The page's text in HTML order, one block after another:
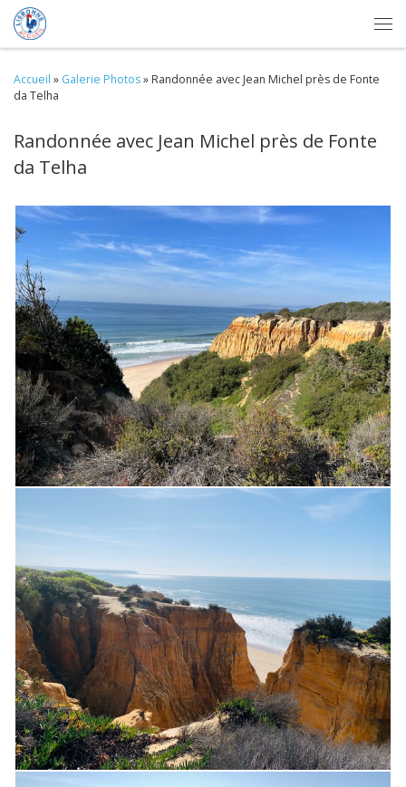
Skip to content
Accueil » Galerie Photos» Randonnée avec Jean Michel près de Fonte
da Telha
Randonnée avec Jean Michel près de Fonte
da Telha